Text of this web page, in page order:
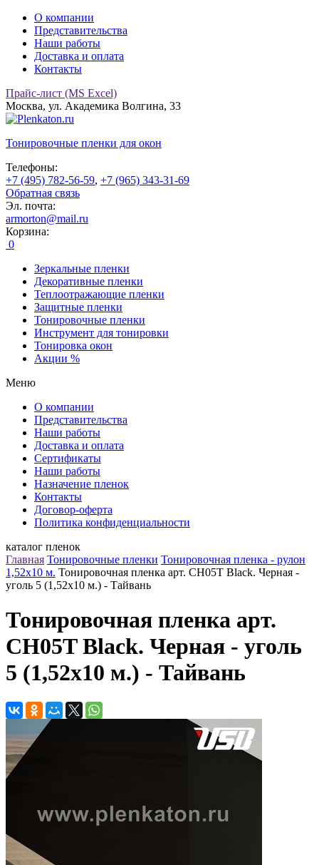
О компании
Представительства
Наши работы
Доставка и оплата
Контакты
Прайс-лист (MS Excel)
Москва, ул. Академика Волгина, 33
Тонировочные пленки для окон
Телефоны:
+7 (495) 782-56-59, +7 (965) 343-31-69
Обратная связь
Эл. почта:
armorton@mail.ru
Корзина:
0
Зеркальные пленки
Декоративные пленки
Теплоотражающие пленки
Защитные пленки
Тонировочные пленки
Инструмент для тонировки
Тонировка окон
Акции %
Меню
О компании
Представительства
Наши работы
Доставка и оплата
Сертификаты
Наши работы
Назначение пленок
Контакты
Договор-оферта
Политика конфиденциальности
каталог пленок
Главная Тонировочные пленки Тонировочная пленка - рулон
1,52х10 м. Тонировочная пленка арт. CH05T Black. Черная -
уголь 5 (1,52х10 м.) - Тайвань
Тонировочная пленка арт.
CH05T Black. Черная - уголь
5 (1,52х10 м.) - Тайвань